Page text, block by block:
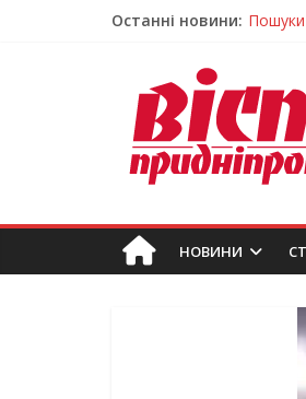
Останні новини:
Жінки,
У
НОВИНИ